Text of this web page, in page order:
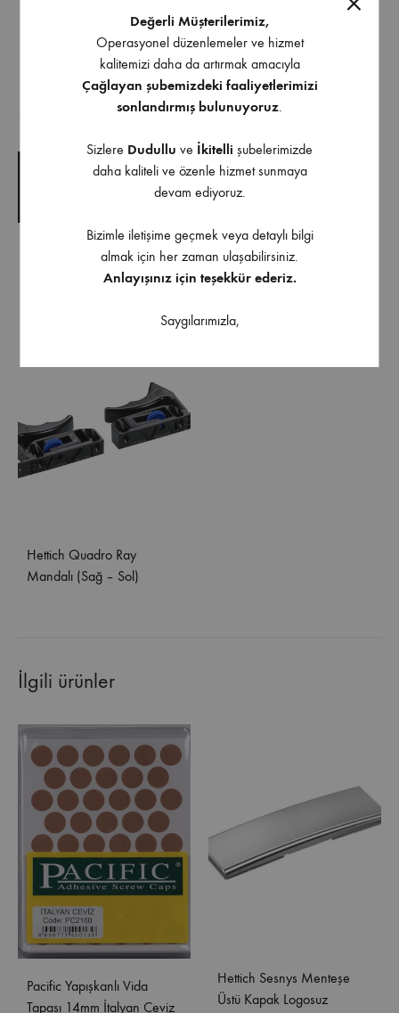
Kasa kalınlıkları azami 18 mm olan çekmeceler için
uygundur
Taşıma kapasite 30 Kg
İndirilebilir İçerik
TEKNIK ÇIZIM
Ürüne uygulanabilir aksesuarlar
Hettich Quadro Ray
Mandalı (Sağ – Sol)
İlgili ürünler
Pacific Yapışkanlı Vida
Tapası 14mm İtalyan Ceviz
Hettich Sesnys Menteşe
Üstü Kapak Logosuz
Değerli Müşterilerimiz,
Operasyonel düzenlemeler ve hizmet
kalitemizi daha da artırmak amacıyla
Çağlayan şubemizdeki faaliyetlerimizi
sonlandırmış bulunuyoruz.
Sizlere Dudullu ve İkitelli şubelerimizde
daha kaliteli ve özenle hizmet sunmaya
devam ediyoruz.
Bizimle iletişime geçmek veya detaylı bilgi
almak için her zaman ulaşabilirsiniz.
Anlayışınız için teşekkür ederiz.
Saygılarımızla,